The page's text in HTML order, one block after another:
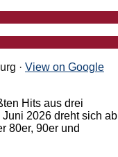
· View on Google
Hits aus drei
2026 dreht sich ab
80er, 90er und